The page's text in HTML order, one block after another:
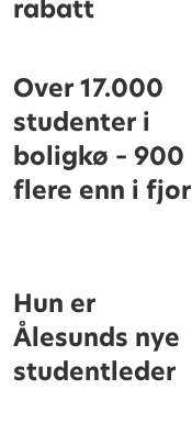
rabatt
Over 17.000
studenter i
boligkø – 900
flere enn i fjor
Hun er
Ålesunds nye
studentleder